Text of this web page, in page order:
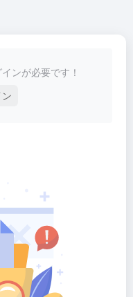
ンが必要です！